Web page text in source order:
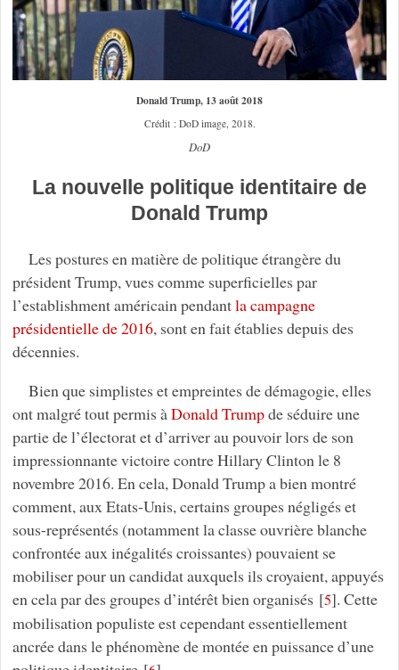
Donald Trump, 13 août 2018
Crédit : DoD image, 2018.
DoD
La nouvelle politique identitaire de
Donald Trump
Les postures en matière de politique étrangère du
président Trump, vues comme superficielles par
l’establishment américain pendantla campagne
présidentielle de 2016, sont en fait établies depuis des
décennies.
Bien que simplistes et empreintes de démagogie, elles
ont malgré tout permis àDonald Trumpde séduire une
partie de l’électorat et d’arriver au pouvoir lors de son
impressionnante victoire contre Hillary Clinton le 8
novembre 2016. En cela, Donald Trump a bien montré
comment, aux Etats-Unis, certains groupes négligés et
sous-représentés (notamment la classe ouvrière blanche
confrontée aux inégalités croissantes) pouvaient se
mobiliser pour un candidat auxquels ils croyaient, appuyés
en cela par des groupes d’intérêt bien organisés [5]. Cette
mobilisation populiste est cependant essentiellement
ancrée dans le phénomène de montée en puissance d’une